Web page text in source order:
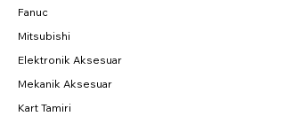
Fanuc
Mitsubishi
Elektronik Aksesuar
Mekanik Aksesuar
Kart Tamiri